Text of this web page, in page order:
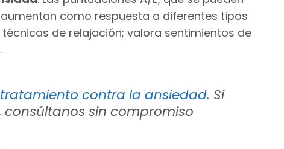
como respuesta a diferentes tipos
de relajación; valora sentimientos de
tratamiento contra la ansiedad. Si
sin compromiso